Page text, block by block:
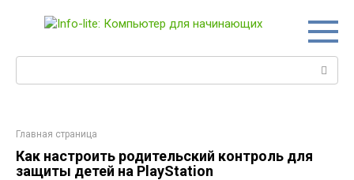
Главная страница
Как настроить родительский контроль для
защиты детей на PlayStation